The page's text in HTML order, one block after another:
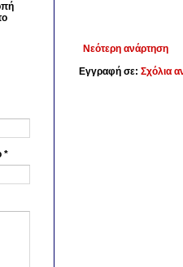
Νεότερη ανάρτηση
Εγγραφή σε: Σχόλια
*